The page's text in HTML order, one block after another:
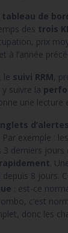
tableau de
des trois
prix
à l’année
le suivi RRM,
y suivre la
une lecture
d’alertes
exemple : les
3 derniers jours
.
depuis 8 jours.
: est-ce
c’est
donc les